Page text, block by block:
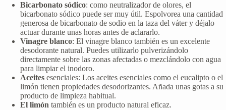
Bicarbonato sódico: como neutralizador de olores, el
bicarbonato sódico puede ser muy útil. Espolvorea una cantidad
generosa de bicarbonato de sodio en la taza del váter y déjalo
actuar durante unas horas antes de aclararlo.
Vinagre blanco: El vinagre blanco también es un excelente
desodorante natural. Puedes utilizarlo pulverizándolo
directamente sobre las zonas afectadas o mezclándolo con agua
para limpiar el inodoro.
Aceites esenciales: Los aceites esenciales como el eucalipto o el
limón tienen propiedades desodorizantes. Añada unas gotas a su
producto de limpieza habitual.
El limón también es un producto natural eficaz.